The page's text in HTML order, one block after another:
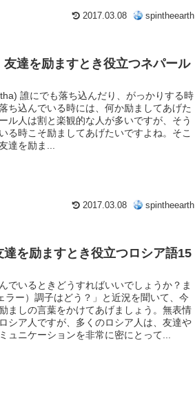
2017.03.08 spintheearth
達を励ますとき役立つネパール
誰にでも落ち込んだり、がっかりする時
ち込んでいる時には、何か励ましてあげた
ル人は割と楽観的な人が多いですが、そう
る時こそ励ましてあげたいですよね。そこ
達を励ま...
2017.03.08 spintheearth
達を励ますとき役立つロシア語15
でいるときどうすればいいでしょうか？ま
ラー）調子はどう？」と近況を聞いて、今
ましの言葉をかけてあげましょう。無表情
シア人ですが、多くのロシア人は、友達や
ュニケーションを非常に密にとって...